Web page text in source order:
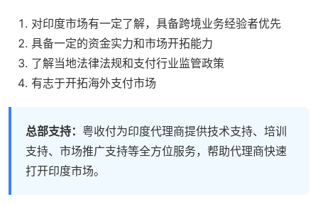
对印度市场有一定了解，具备跨境业务经验者优先
具备一定的资金实力和市场开拓能力
了解当地法律法规和支付行业监管政策
有志于开拓海外支付市场
总部支持： 粤收付为印度代理商提供技术支持、培训
支持、市场推广支持等全方位服务，帮助代理商快速
打开印度市场。